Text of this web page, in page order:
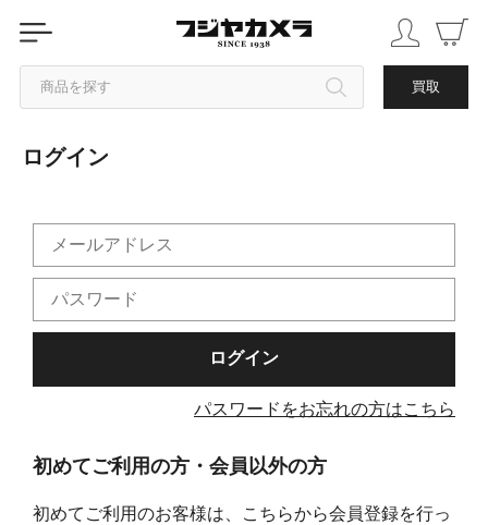
商品を探す 買取
カテゴリから探す
中古品を探す
ログイン
パスワードをお忘れの方はこちら
初めてご利用の方・会員以外の方
初めてご利用のお客様は、こちらから会員登録を行っ